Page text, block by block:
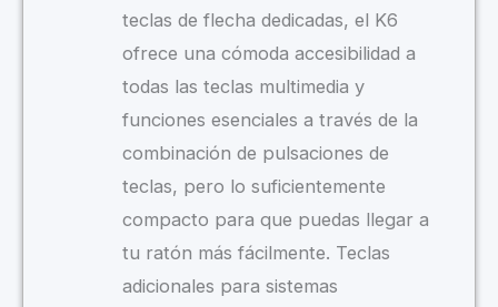
teclas de flecha dedicadas, el K6
ofrece una cómoda accesibilidad a
todas las teclas multimedia y
funciones esenciales a través de la
combinación de pulsaciones de
teclas, pero lo suficientemente
compacto para que puedas llegar a
tu ratón más fácilmente. Teclas
adicionales para sistemas